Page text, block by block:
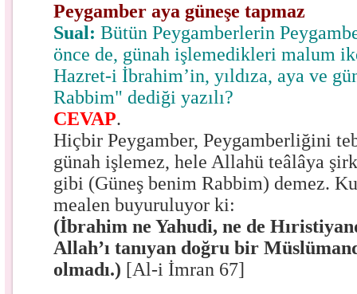
Peygamber aya güneşe tapmaz
Sual:Bütün Peygamberlerin
önce de, günah işlemedikleri malum
Hazret-i İbrahim’in, yıldıza, aya ve
Rabbim" dediği yazılı?
CEVAP.
Hiçbir Peygamber, Peygamberliğini
günah işlemez, hele Allahü teâlâya
gibi (Güneş benim Rabbim) demez.
mealen buyuruluyor ki:
(İbrahim ne Yahudi, ne de
Allah’ı tanıyan doğru bir
olmadı.) [Al-i İmran 67]